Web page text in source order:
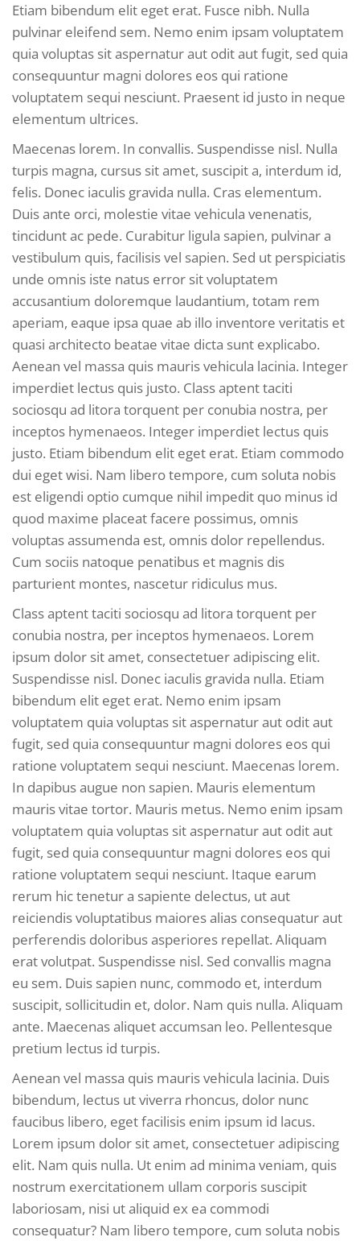
Etiam bibendum elit eget erat. Fusce nibh. Nulla
pulvinar eleifend sem. Nemo enim ipsam voluptatem
quia voluptas sit aspernatur aut odit aut fugit, sed quia
consequuntur magni dolores eos qui ratione
voluptatem sequi nesciunt. Praesent id justo in neque
elementum ultrices.
Maecenas lorem. In convallis. Suspendisse nisl. Nulla
turpis magna, cursus sit amet, suscipit a, interdum id,
felis. Donec iaculis gravida nulla. Cras elementum.
Duis ante orci, molestie vitae vehicula venenatis,
tincidunt ac pede. Curabitur ligula sapien, pulvinar a
vestibulum quis, facilisis vel sapien. Sed ut perspiciatis
unde omnis iste natus error sit voluptatem
accusantium doloremque laudantium, totam rem
aperiam, eaque ipsa quae ab illo inventore veritatis et
quasi architecto beatae vitae dicta sunt explicabo.
Aenean vel massa quis mauris vehicula lacinia. Integer
imperdiet lectus quis justo. Class aptent taciti
sociosqu ad litora torquent per conubia nostra, per
inceptos hymenaeos. Integer imperdiet lectus quis
justo. Etiam bibendum elit eget erat. Etiam commodo
dui eget wisi. Nam libero tempore, cum soluta nobis
est eligendi optio cumque nihil impedit quo minus id
quod maxime placeat facere possimus, omnis
voluptas assumenda est, omnis dolor repellendus.
Cum sociis natoque penatibus et magnis dis
parturient montes, nascetur ridiculus mus.
Class aptent taciti sociosqu ad litora torquent per
conubia nostra, per inceptos hymenaeos. Lorem
ipsum dolor sit amet, consectetuer adipiscing elit.
Suspendisse nisl. Donec iaculis gravida nulla. Etiam
bibendum elit eget erat. Nemo enim ipsam
voluptatem quia voluptas sit aspernatur aut odit aut
fugit, sed quia consequuntur magni dolores eos qui
ratione voluptatem sequi nesciunt. Maecenas lorem.
In dapibus augue non sapien. Mauris elementum
mauris vitae tortor. Mauris metus. Nemo enim ipsam
voluptatem quia voluptas sit aspernatur aut odit aut
fugit, sed quia consequuntur magni dolores eos qui
ratione voluptatem sequi nesciunt. Itaque earum
rerum hic tenetur a sapiente delectus, ut aut
reiciendis voluptatibus maiores alias consequatur aut
perferendis doloribus asperiores repellat. Aliquam
erat volutpat. Suspendisse nisl. Sed convallis magna
eu sem. Duis sapien nunc, commodo et, interdum
suscipit, sollicitudin et, dolor. Nam quis nulla. Aliquam
ante. Maecenas aliquet accumsan leo. Pellentesque
pretium lectus id turpis.
Aenean vel massa quis mauris vehicula lacinia. Duis
bibendum, lectus ut viverra rhoncus, dolor nunc
faucibus libero, eget facilisis enim ipsum id lacus.
Lorem ipsum dolor sit amet, consectetuer adipiscing
elit. Nam quis nulla. Ut enim ad minima veniam, quis
nostrum exercitationem ullam corporis suscipit
laboriosam, nisi ut aliquid ex ea commodi
consequatur? Nam libero tempore, cum soluta nobis